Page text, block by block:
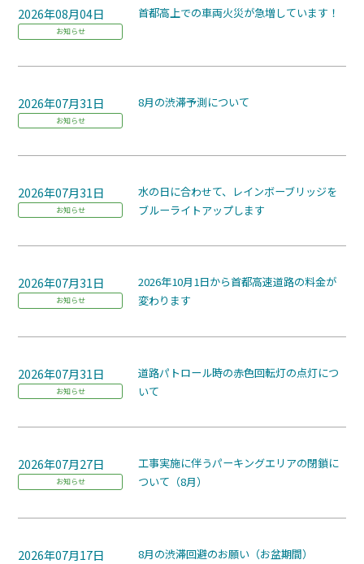
2026年08月04日
お知らせ
首都高上での車両火災が急増しています！
2026年07月31日
お知らせ
8月の渋滞予測について
2026年07月31日
お知らせ
水の日に合わせて、レインボーブリッジを
ブルーライトアップします
2026年07月31日
お知らせ
2026年10月1日から首都高速道路の料金が
変わります
2026年07月31日
お知らせ
道路パトロール時の赤色回転灯の点灯につ
いて
2026年07月27日
お知らせ
工事実施に伴うパーキングエリアの閉鎖に
ついて（8月）
2026年07月17日 8月の渋滞回避のお願い（お盆期間）